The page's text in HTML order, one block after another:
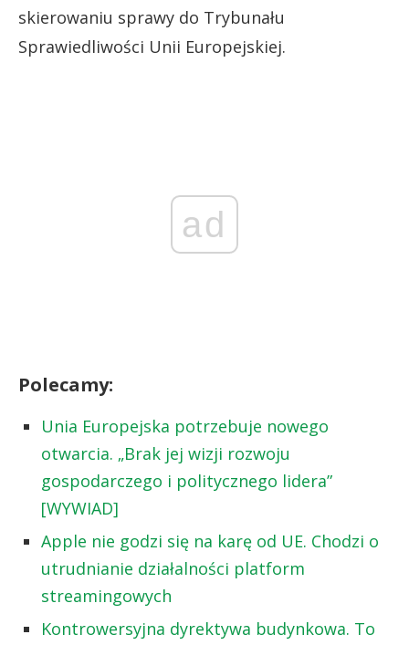
skierowaniu sprawy do Trybunału
Sprawiedliwości Unii Europejskiej.
ad
Polecamy:
Unia Europejska potrzebuje nowego
otwarcia. „Brak jej wizji rozwoju
gospodarczego i politycznego lidera”
[WYWIAD]
Apple nie godzi się na karę od UE. Chodzi o
utrudnianie działalności platform
streamingowych
Kontrowersyjna dyrektywa budynkowa. To